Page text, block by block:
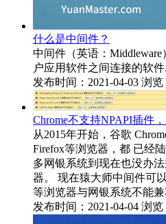
什么是中间件？
中间件（英语：
户应用软件之间连接的软件
发布时间：2021-04-03 浏览
Chrome不支持NPAPI插件
从2015年开始，谷歌
Firefox等浏览器，都 已经
多网银系统到现在也没办
器。 现在猿大师中间件可
等浏览器与网银系统不能
发布时间：2021-04-04 浏览